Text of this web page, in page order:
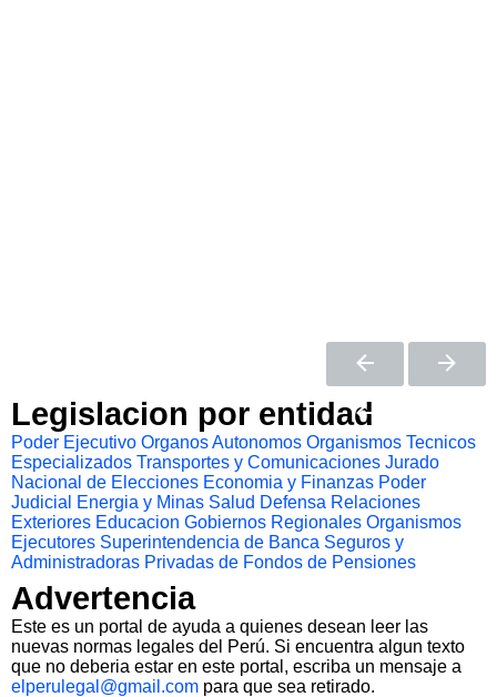
Legislacion por entidad
Poder Ejecutivo Organos Autonomos Organismos Tecnicos
Especializados Transportes y Comunicaciones Jurado
Nacional de Elecciones Economia y Finanzas Poder
Judicial
Energia y Minas Salud Defensa Relaciones
Exteriores Educacion Gobiernos Regionales Organismos
Ejecutores Superintendencia de Banca Seguros y
Administradoras Privadas de Fondos de Pensiones
Advertencia
Este es un portal de ayuda a quienes desean leer las
nuevas normas legales del Perú. Si encuentra algun texto
que no deberia estar en este portal, escriba un mensaje a
elperulegal@gmail.com para que sea retirado.